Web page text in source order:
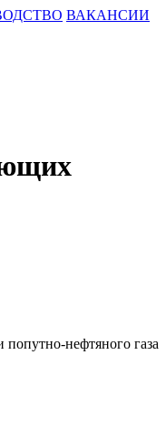
ВАКАНСИИ
нефтяного газа